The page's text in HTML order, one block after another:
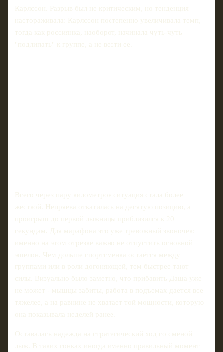
Карлссон. Разрыв был не критическим, но тенденция
настораживала: Карлссон постепенно увеличивала темп,
тогда как россиянка, наоборот, начинала чуть-чуть
"подлипать" к группе, а не вести ее.
Всего через пару километров ситуация стала более
жесткой. Непряева откатилась на десятую позицию, а
проигрыш до первой лыжницы приблизился к 20
секундам. Для марафона это уже тревожный звоночек:
именно на этом отрезке важно не отпустить основной
эшелон. Чем дольше спортсменка остаётся между
группами или в роли догоняющей, тем быстрее тают
силы. Визуально было заметно, что прибавить Даша уже
не может - мышцы забиты, работа в подъемах дается все
тяжелее, а на равнине не хватает той мощности, которую
она показывала неделей ранее.
Оставалась надежда на стратегический ход со сменой
лыж. В таких гонках иногда именно правильный момент